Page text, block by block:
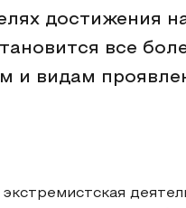
достижения
все
и видам